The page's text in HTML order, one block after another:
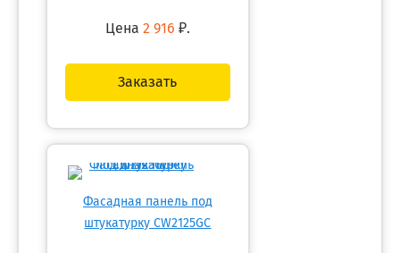
Цена 2 916 ₽.
Заказать
Фасадная панель под
штукатурку CW2125GC